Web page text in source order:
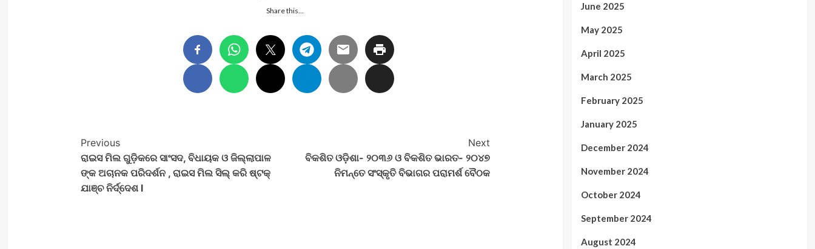
Share this…
Post
Navigation
Previous
ରାଇସ ମିଲ ଗୁଡ଼ିକରେ ସାଂସଦ, ବିଧାୟକ ଓ ଜିଲ୍ଲାପାଳ
ଙ୍କ ଅଚାନକ ପରିଦର୍ଶନ , ରାଇସ ମିଲ ସିଲ୍ କରି ଷ୍ଟକ୍
ଯାଞ୍ଚ ନିର୍ଦ୍ଦେଶ l
Next
ବିକଶିତ ଓଡ଼ିଶା- ୨୦୩୬ ଓ ବିକଶିତ ଭାରତ- ୨୦୪୭
ନିମନ୍ତେ ସଂସ୍କୃତି ବିଭାଗର ପରାମର୍ଶ ବୈଠକ
June 2025
May 2025
April 2025
March 2025
February 2025
January 2025
December 2024
November 2024
October 2024
September 2024
August 2024